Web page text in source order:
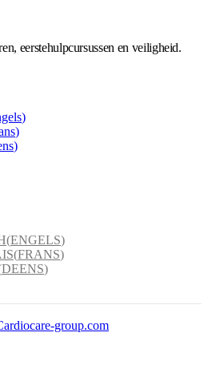
eerstehulpcursussen en veiligheid.
)
)
)
(ENGELS)
(FRANS)
DEENS)